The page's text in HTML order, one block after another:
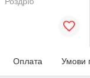
Оплата Умови